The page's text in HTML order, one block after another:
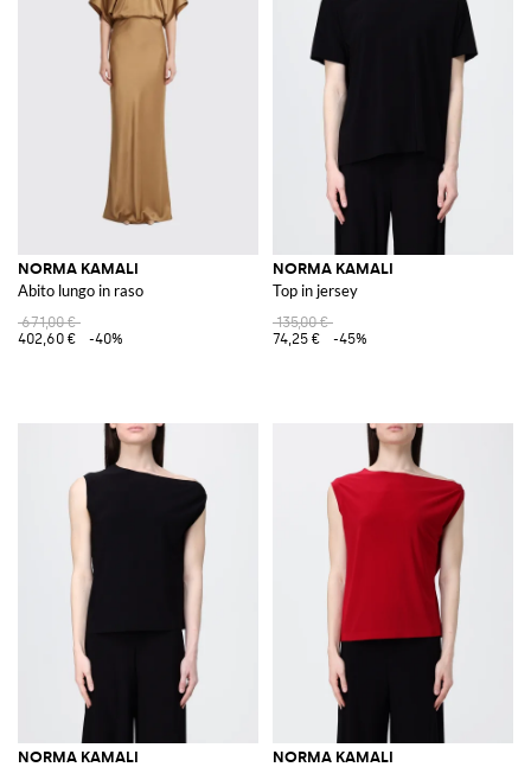
NORMA KAMALI
Abito lungo in raso
671,00 €
402,60 €
-40%
NORMA KAMALI
Top in jersey
135,00 €
74,25 €
-45%
NORMA KAMALI NORMA KAMALI